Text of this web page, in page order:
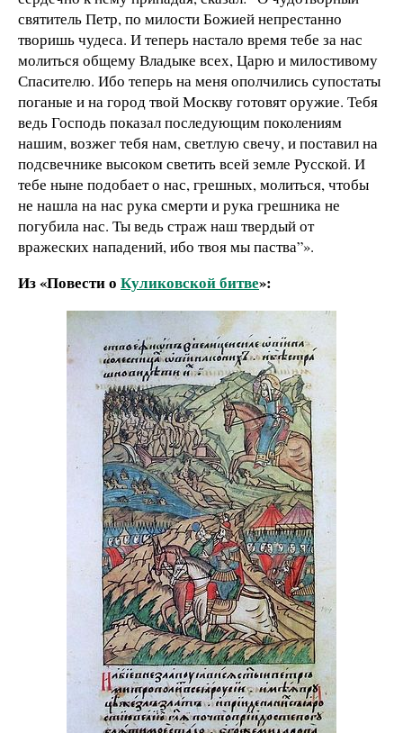
святитель Петр, по милости Божией непрестанно
творишь чудеса. И теперь настало время тебе за нас
молиться общему Владыке всех, Царю и милостивому
Спасителю. Ибо теперь на меня ополчились супостаты
поганые и на город твой Москву готовят оружие. Тебя
ведь Господь показал последующим поколениям
нашим, возжег тебя нам, светлую свечу, и поставил на
подсвечнике высоком светить всей земле Русской. И
тебе ныне подобает о нас, грешных, молиться, чтобы
не нашла на нас рука смерти и рука грешника не
погубила нас. Ты ведь страж наш твердый от
вражеских нападений, ибо твоя мы паства”».
Из «Повести о Куликовской битве»: